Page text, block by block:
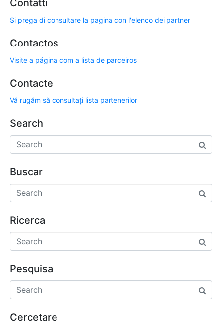
Contatti
Si prega di consultare la pagina con l'elenco dei partner
Contactos
Visite a página com a lista de parceiros
Contacte
Vă rugăm să consultați lista partenerilor
Search
Buscar
Ricerca
Pesquisa
Cercetare